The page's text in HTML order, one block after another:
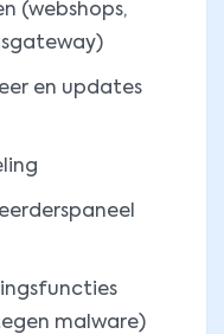
(webshops,
en updates
malware)